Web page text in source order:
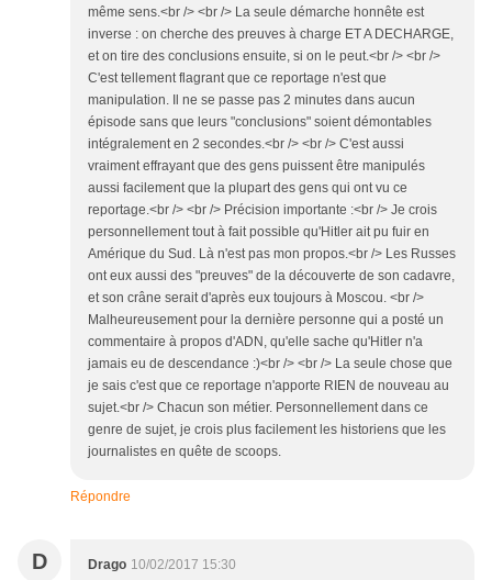
même sens.<br /> <br /> La seule démarche honnête est
inverse : on cherche des preuves à charge ET A DECHARGE,
et on tire des conclusions ensuite, si on le peut.<br /> <br />
C'est tellement flagrant que ce reportage n'est que
manipulation. Il ne se passe pas 2 minutes dans aucun
épisode sans que leurs "conclusions" soient démontables
intégralement en 2 secondes.<br /> <br /> C'est aussi
vraiment effrayant que des gens puissent être manipulés
aussi facilement que la plupart des gens qui ont vu ce
reportage.<br /> <br /> Précision importante :<br /> Je crois
personnellement tout à fait possible qu'Hitler ait pu fuir en
Amérique du Sud. Là n'est pas mon propos.<br /> Les Russes
ont eux aussi des "preuves" de la découverte de son cadavre,
et son crâne serait d'après eux toujours à Moscou. <br />
Malheureusement pour la dernière personne qui a posté un
commentaire à propos d'ADN, qu'elle sache qu'Hitler n'a
jamais eu de descendance :)<br /> <br /> La seule chose que
je sais c'est que ce reportage n'apporte RIEN de nouveau au
sujet.<br /> Chacun son métier. Personnellement dans ce
genre de sujet, je crois plus facilement les historiens que les
journalistes en quête de scoops.
Répondre
D Drago 10/02/2017 15:30